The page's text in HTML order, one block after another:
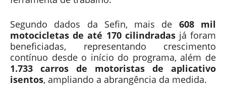
Segundo dados da Sefin, mais de 608 mil
motocicletas de até 170 cilindradasjá foram
beneficiadas, representando crescimento
contínuo desde o início do programa, além de
1.733 carros de motoristas de aplicativo
isentos, ampliando a abrangência da medida.